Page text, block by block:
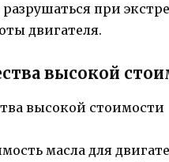
разрушаться при
двигателя.
высокой
масла для